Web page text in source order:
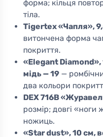
форма; кільця
тіла.
Tigertex «Чапля»,
витончена форма
покриття.
«Elegant
мідь — 19 —
два кольори
DEX 716B
розмір; довгі
ножиць.
«Star dust», 10 см,